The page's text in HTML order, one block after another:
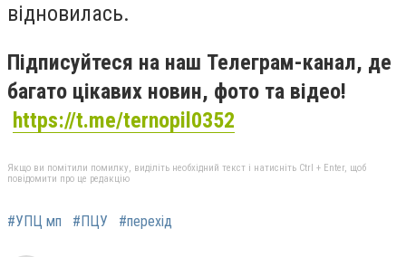
відновилась.
Підписуйтеся на наш Телеграм-канал, де
багато цікавих новин, фото та відео!
https://t.me/ternopil0352
Якщо ви помітили помилку, виділіть необхідний текст і натисніть Ctrl + Enter, щоб
повідомити про це редакцію
#УПЦ мп #ПЦУ #перехід